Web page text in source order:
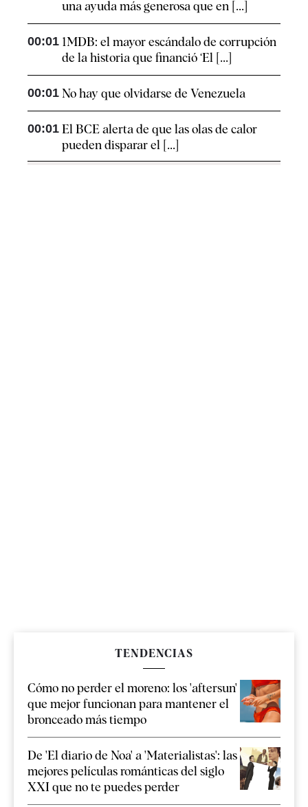
una ayuda más generosa que en [...]
00:01 1MDB: el mayor escándalo de corrupción
de la historia que financió ‘El [...]
00:01 No hay que olvidarse de Venezuela
00:01 El BCE alerta de que las olas de calor
pueden disparar el [...]
TENDENCIAS
Cómo no perder el moreno: los 'aftersun'
que mejor funcionan para mantener el
bronceado más tiempo
De 'El diario de Noa' a 'Materialistas': las
mejores películas románticas del siglo
XXI que no te puedes perder